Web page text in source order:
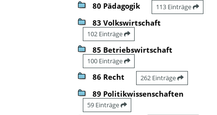
80 Pädagogik 113 Einträge
83 Volkswirtschaft
102 Einträge
85 Betriebswirtschaft
100 Einträge
86 Recht 262 Einträge
89 Politikwissenschaften
59 Einträge